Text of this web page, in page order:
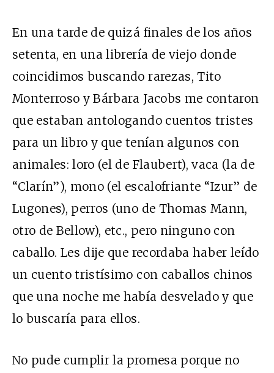
En una tarde de quizá finales de los años
setenta, en una librería de viejo donde
coincidimos buscando rarezas, Tito
Monterroso y Bárbara Jacobs me contaron
que estaban antologando cuentos tristes
para un libro y que tenían algunos con
animales: loro (el de Flaubert), vaca (la de
“Clarín”), mono (el escalofriante “Izur” de
Lugones), perros (uno de Thomas Mann,
otro de Bellow), etc., pero ninguno con
caballo. Les dije que recordaba haber leído
un cuento tristísimo con caballos chinos
que una noche me había desvelado y que
lo buscaría para ellos.
No pude cumplir la promesa porque no